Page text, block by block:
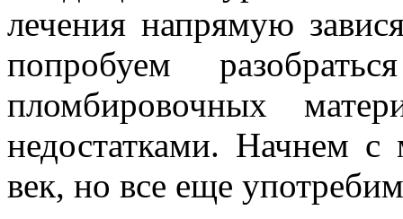
лечения напрямую
попробуем
пломбировочных
недостатками. Начнем
век, но все еще